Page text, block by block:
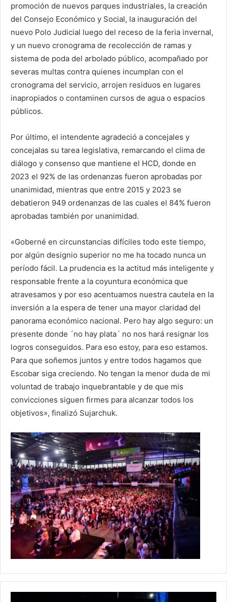
promoción de nuevos parques industriales, la creación
del Consejo Económico y Social, la inauguración del
nuevo Polo Judicial luego del receso de la feria invernal,
y un nuevo cronograma de recolección de ramas y
sistema de poda del arbolado público, acompañado por
severas multas contra quienes incumplan con el
cronograma del servicio, arrojen residuos en lugares
inapropiados o contaminen cursos de agua o espacios
públicos.
Por último, el intendente agradeció a concejales y
concejalas su tarea legislativa, remarcando el clima de
diálogo y consenso que mantiene el HCD, donde en
2023 el 92% de las ordenanzas fueron aprobadas por
unanimidad, mientras que entre 2015 y 2023 se
debatieron 949 ordenanzas de las cuales el 84% fueron
aprobadas también por unanimidad.
«Goberné en circunstancias difíciles todo este tiempo,
por algún designio superior no me ha tocado nunca un
período fácil. La prudencia es la actitud más inteligente y
responsable frente a la coyuntura económica que
atravesamos y por eso acentuamos nuestra cautela en la
inversión a la espera de tener una mayor claridad del
panorama económico nacional. Pero hay algo seguro: un
presente donde ´no hay plata´ no nos hará resignar los
logros conseguidos. Para eso estoy, para eso estamos.
Para que soñemos juntos y entre todos hagamos que
Escobar siga creciendo. No tengan la menor duda de mi
voluntad de trabajo inquebrantable y de que mis
convicciones siguen firmes para alcanzar todos los
objetivos», finalizó Sujarchuk.